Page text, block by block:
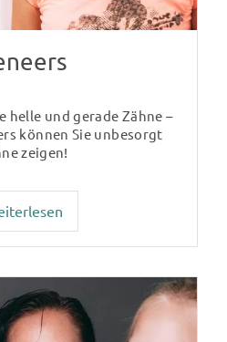
helle und gerade Zähne –
können Sie unbesorgt
zeigen!